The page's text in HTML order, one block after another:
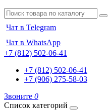
Чат в Telegram
Чат в WhatsApp
+7 (812) 502-06-41
+7 (812) 502-06-41
+7 (906) 275-58-03
Звоните 0
Список категорий